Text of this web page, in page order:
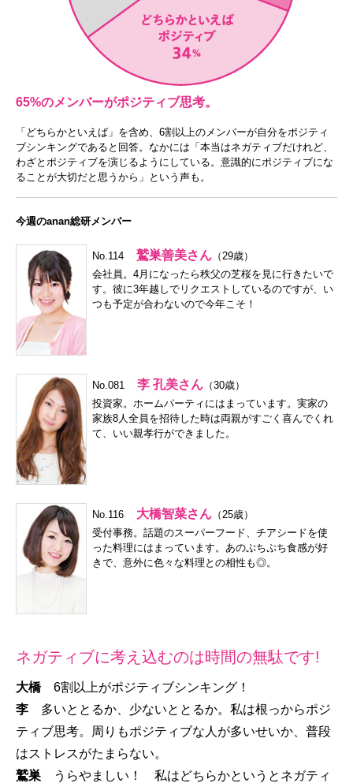
65%のメンバーがポジティブ思考。
「どちらかといえば」を含め、6割以上のメンバーが自分をポジティ
ブシンキングであると回答。なかには「本当はネガティブだけれど、
わざとポジティブを演じるようにしている。意識的にポジティブにな
ることが大切だと思うから」という声も。
今週のanan総研メンバー
No.114 鷲巣善美さん （29歳）
会社員。4月になったら秩父の芝桜を見に行きたいで
す。彼に3年越しでリクエストしているのですが、い
つも予定が合わないので今年こそ！
No.081 李 孔美さん （30歳）
投資家。ホームパーティにはまっています。実家の
家族8人全員を招待した時は両親がすごく喜んでくれ
て、いい親孝行ができました。
No.116 大橋智菜さん （25歳）
受付事務。話題のスーパーフード、チアシードを使
った料理にはまっています。あのぷちぷち食感が好
きで、意外に色々な料理との相性も◎。
ネガティブに考え込むのは時間の無駄です!
大橋6割以上がポジティブシンキング！
李 多いととるか、少ないととるか。私は根っからポジ
ティブ思考。周りもポジティブな人が多いせいか、普段
はストレスがたまらない。
鷲巣 うらやましい！ 私はどちらかというとネガティ